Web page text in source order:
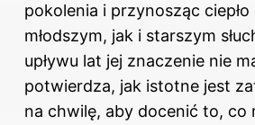
pokolenia i przynosząc
młodszym, jak i starszym
upływu lat jej znaczenie nie
potwierdza, jak istotne jest
na chwilę, aby docenić to, co